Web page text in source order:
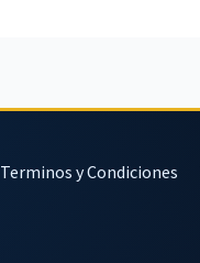
Terminos y Condiciones